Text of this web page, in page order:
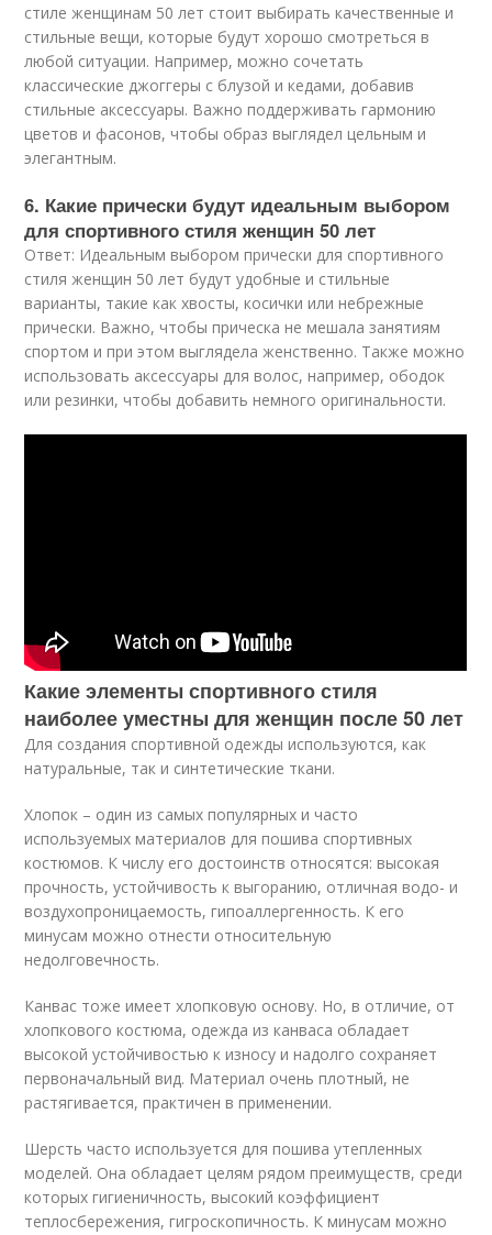
стиле женщинам 50 лет стоит выбирать качественные и
стильные вещи, которые будут хорошо смотреться в
любой ситуации. Например, можно сочетать
классические джоггеры с блузой и кедами, добавив
стильные аксессуары. Важно поддерживать гармонию
цветов и фасонов, чтобы образ выглядел цельным и
элегантным.
6. Какие прически будут идеальным выбором
для спортивного стиля женщин 50 лет
Ответ: Идеальным выбором прически для спортивного
стиля женщин 50 лет будут удобные и стильные
варианты, такие как хвосты, косички или небрежные
прически. Важно, чтобы прическа не мешала занятиям
спортом и при этом выглядела женственно. Также можно
использовать аксессуары для волос, например, ободок
или резинки, чтобы добавить немного оригинальности.
Какие элементы спортивного стиля
наиболее уместны для женщин после 50 лет
Для создания спортивной одежды используются, как
натуральные, так и синтетические ткани.
Хлопок – один из самых популярных и часто
используемых материалов для пошива спортивных
костюмов. К числу его достоинств относятся: высокая
прочность, устойчивость к выгоранию, отличная водо- и
воздухопроницаемость, гипоаллергенность. К его
минусам можно отнести относительную
недолговечность.
Канвас тоже имеет хлопковую основу. Но, в отличие, от
хлопкового костюма, одежда из канваса обладает
высокой устойчивостью к износу и надолго сохраняет
первоначальный вид. Материал очень плотный, не
растягивается, практичен в применении.
Шерсть часто используется для пошива утепленных
моделей. Она обладает целям рядом преимуществ, среди
которых гигиеничность, высокий коэффициент
теплосбережения, гигроскопичность. К минусам можно